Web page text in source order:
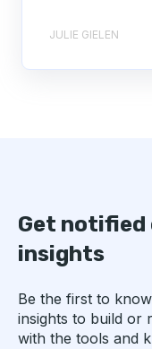
JULIE GIELEN
Get notified
insights
Be the first to
insights to build or
with the tools and